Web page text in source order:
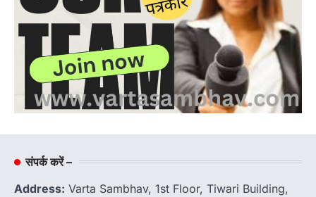
संपर्क करें –
Address: Varta Sambhav, 1st Floor, Tiwari Building,